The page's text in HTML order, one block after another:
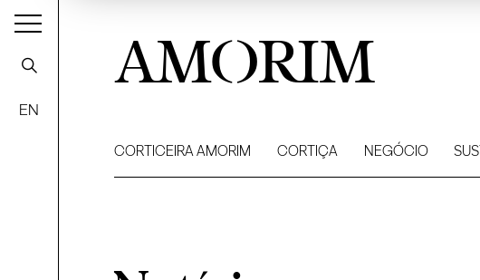
EN
AMORIM
CORTICEIRA AMORIM CORTIÇA NEGÓCIO